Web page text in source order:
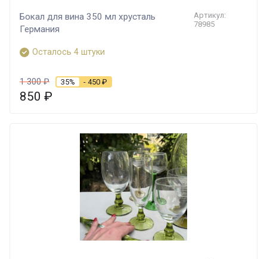
Бокал для вина 350 мл хрусталь
Германия
Артикул:
78985
Осталось 4 штуки
1 300₽ 35% - 450 ₽
850 ₽